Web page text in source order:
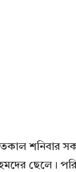
শনিবার
ছেলে।